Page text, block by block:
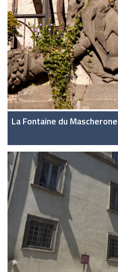
La Fontaine du Mascherone